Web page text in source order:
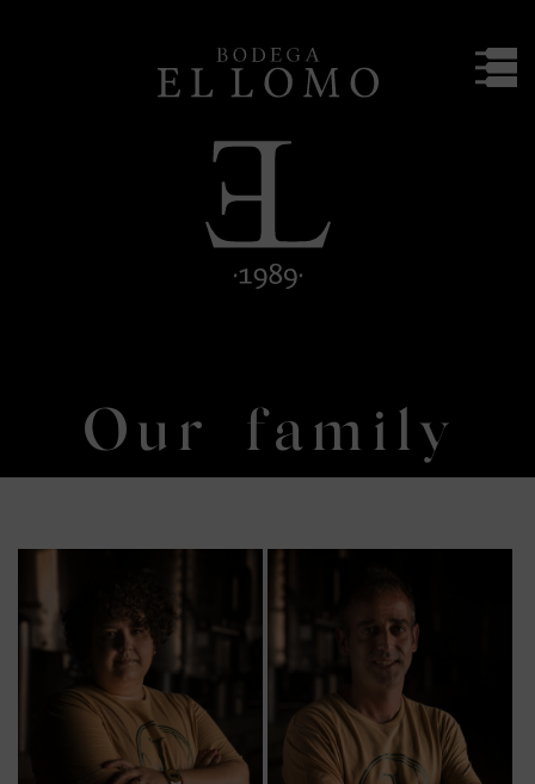
Our family